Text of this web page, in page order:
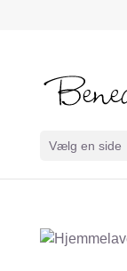
Vælg en side